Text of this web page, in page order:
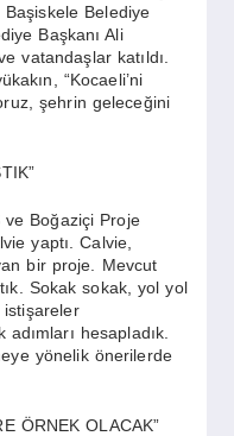
Başiskele Belediye
Başkanı Ali
vatandaşlar katıldı.
“Kocaeli’ni
şehrin geleceğini
ve Boğaziçi Proje
yaptı. Calvie,
bir proje. Mevcut
Sokak sokak, yol yol
istişareler
hesapladık.
yönelik önerilerde
ÖRNEK OLACAK”